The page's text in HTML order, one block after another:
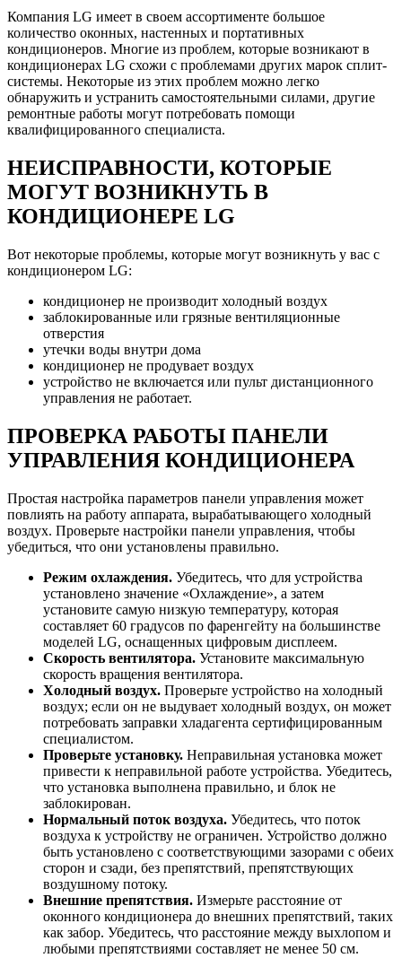
Компания LG имеет в своем ассортименте большое
количество оконных, настенных и портативных
кондиционеров. Многие из проблем, которые возникают в
кондиционерах LG схожи с проблемами других марок сплит-
системы. Некоторые из этих проблем можно легко
обнаружить и устранить самостоятельными силами, другие
ремонтные работы могут потребовать помощи
квалифицированного специалиста.
НЕИСПРАВНОСТИ, КОТОРЫЕ
МОГУТ ВОЗНИКНУТЬ В
КОНДИЦИОНЕРЕ LG
Вот некоторые проблемы, которые могут возникнуть у вас с
кондиционером LG:
кондиционер не производит холодный воздух
заблокированные или грязные вентиляционные
отверстия
утечки воды внутри дома
кондиционер не продувает воздух
устройство не включается или пульт дистанционного
управления не работает.
ПРОВЕРКА РАБОТЫ ПАНЕЛИ
УПРАВЛЕНИЯ КОНДИЦИОНЕРА
Простая настройка параметров панели управления может
повлиять на работу аппарата, вырабатывающего холодный
воздух. Проверьте настройки панели управления, чтобы
убедиться, что они установлены правильно.
Режим охлаждения. Убедитесь, что для устройства
установлено значение «Охлаждение», а затем
установите самую низкую температуру, которая
составляет 60 градусов по фаренгейту на большинстве
моделей LG, оснащенных цифровым дисплеем.
Скорость вентилятора. Установите максимальную
скорость вращения вентилятора.
Холодный воздух. Проверьте устройство на холодный
воздух; если он не выдувает холодный воздух, он может
потребовать заправки хладагента сертифицированным
специалистом.
Проверьте установку. Неправильная установка может
привести к неправильной работе устройства. Убедитесь,
что установка выполнена правильно, и блок не
заблокирован.
Нормальный поток воздуха. Убедитесь, что поток
воздуха к устройству не ограничен. Устройство должно
быть установлено с соответствующими зазорами с обеих
сторон и сзади, без препятствий, препятствующих
воздушному потоку.
Внешние препятствия. Измерьте расстояние от
оконного кондиционера до внешних препятствий, таких
как забор. Убедитесь, что расстояние между выхлопом и
любыми препятствиями составляет не менее 50 см.